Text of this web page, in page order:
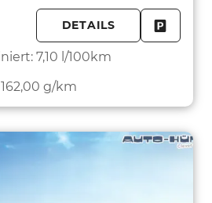
DETAILS
7,10 l/100km
162,00 g/km